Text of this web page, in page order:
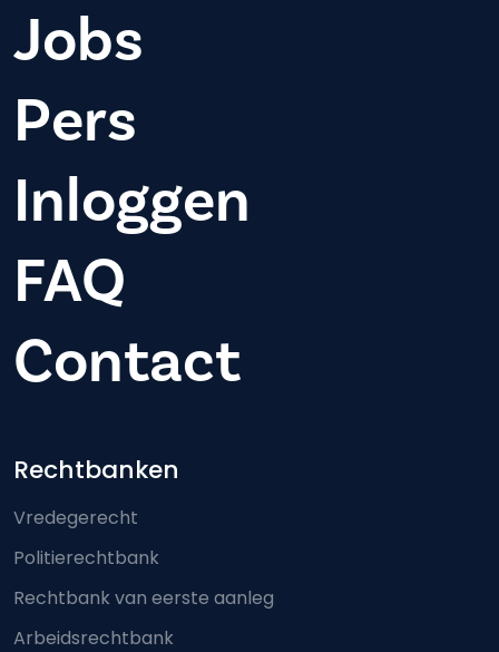
Jobs
Pers
Inloggen
FAQ
Contact
Footer-menu
Rechtbanken
Vredegerecht
Politierechtbank
Rechtbank van eerste aanleg
Arbeidsrechtbank